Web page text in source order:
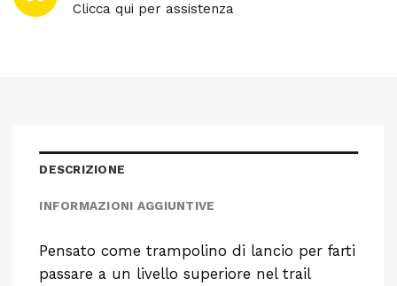
Clicca qui per assistenza
DESCRIZIONE
INFORMAZIONI AGGIUNTIVE
Pensato come trampolino di lancio per farti
passare a un livello superiore nel trail